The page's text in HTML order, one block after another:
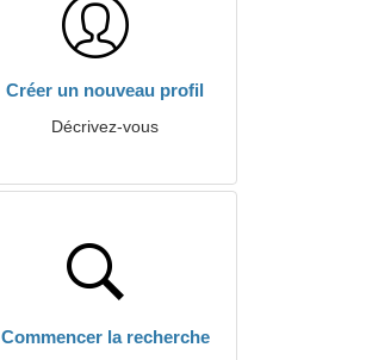
Créer un nouveau profil
Décrivez-vous
Commencer la recherche